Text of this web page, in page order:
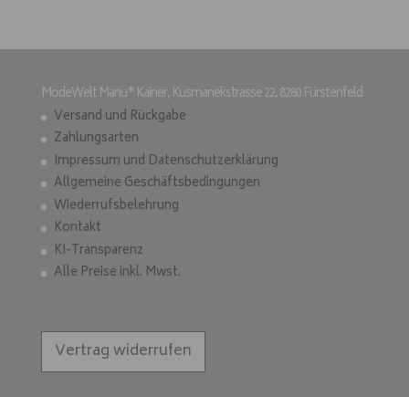
ModeWelt Manu* Kainer, Kusmanekstrasse 22, 8280 Fürstenfeld
Versand und Rückgabe
Zahlungsarten
Impressum und Datenschutzerklärung
Allgemeine Geschäftsbedingungen
Wiederrufsbelehrung
Kontakt
KI-Transparenz
Alle Preise inkl. Mwst.
Vertrag widerrufen